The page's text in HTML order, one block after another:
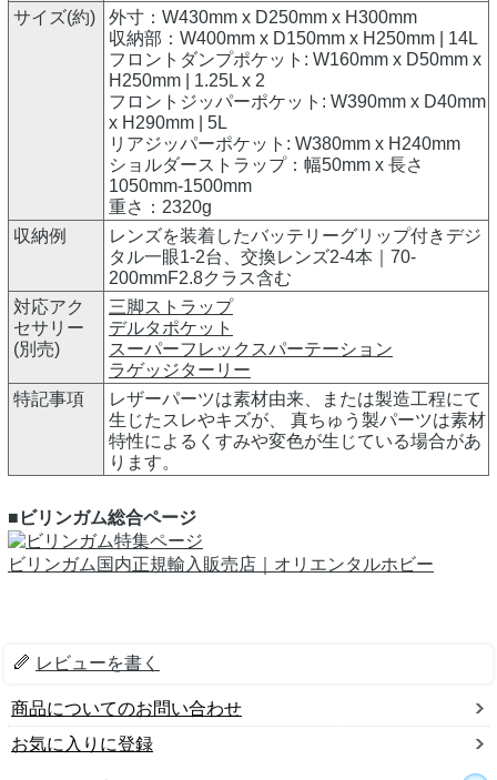
サイズ(約)
外寸：W430mm x D250mm x H300mm
収納部：W400mm x D150mm x H250mm | 14L
フロントダンプポケット: W160mm x D50mm x
H250mm | 1.25L x 2
フロントジッパーポケット: W390mm x D40mm
x H290mm | 5L
リアジッパーポケット: W380mm x H240mm
ショルダーストラップ：幅50mm x 長さ
1050mm-1500mm
重さ：2320g
収納例
レンズを装着したバッテリーグリップ付きデジ
タル一眼1-2台、交換レンズ2-4本｜70-
200mmF2.8クラス含む
対応アク
セサリー
(別売)
三脚ストラップ
デルタポケット
スーパーフレックスパーテーション
ラゲッジターリー
特記事項
レザーパーツは素材由来、または製造工程にて
生じたスレやキズが、 真ちゅう製パーツは素材
特性によるくすみや変色が生じている場合があ
ります。
■ビリンガム総合ページ
ビリンガム国内正規輸入販売店｜オリエンタルホビー
レビューを書く
商品についてのお問い合わせ
お気に入りに登録